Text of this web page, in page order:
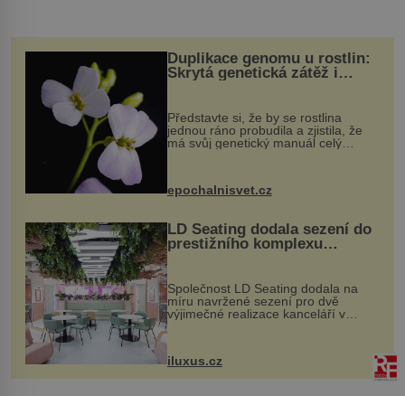
Duplikace genomu u rostlin:
Skrytá genetická zátěž i
Představte si, že by se rostlina
jednou ráno probudila a zjistila, že
má svůj genetický manuál celý
vstupenka...
epochalnisvet.cz
LD Seating dodala sezení do
prestižního komplexu
MediaCityUK v Salfordu
Společnost LD Seating dodala na
míru navržené sezení pro dvě
výjimečné realizace kanceláří v
areálu MediaCityUK v anglickém
budov Media...
iluxus.cz